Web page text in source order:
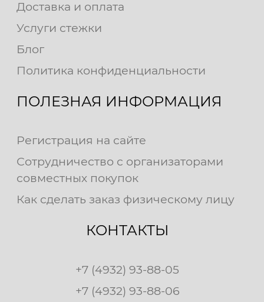
Доставка и оплата
Услуги стежки
Блог
Политика конфиденциальности
ПОЛЕЗНАЯ ИНФОРМАЦИЯ
Регистрация на сайте
Сотрудничество с организаторами
совместных покупок
Как сделать заказ физическому лицу
КОНТАКТЫ
+7 (4932) 93-88-05
+7 (4932) 93-88-06